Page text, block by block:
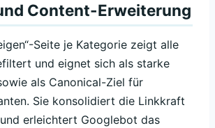
Content-Erweiterung
Seite je Kategorie zeigt alle
und eignet sich als starke
als Canonical-Ziel für
Sie konsolidiert die Linkkraft
erleichtert Googlebot das